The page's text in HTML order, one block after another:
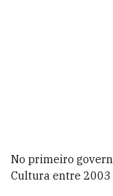
No primeiro
Cultura entre 2003